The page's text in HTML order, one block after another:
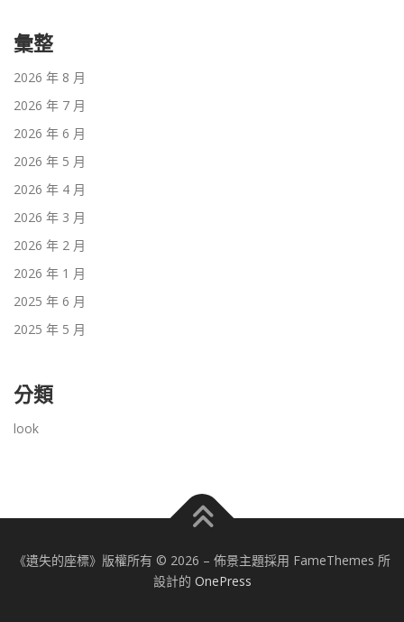
彙整
2026 年 8 月
2026 年 7 月
2026 年 6 月
2026 年 5 月
2026 年 4 月
2026 年 3 月
2026 年 2 月
2026 年 1 月
2025 年 6 月
2025 年 5 月
分類
look
《遺失的座標》版權所有 © 2026 – 佈景主題採用 FameThemes 所
設計的 OnePress